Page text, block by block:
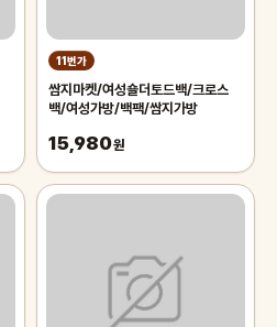
11번가
쌈지마켓/여성숄더토드백/크로스
백/여성가방/백팩/쌈지가방
15,980원